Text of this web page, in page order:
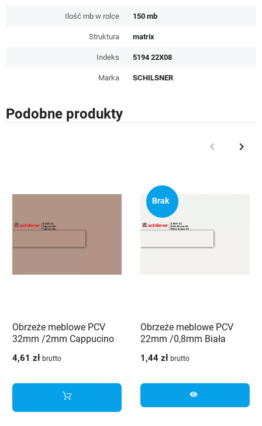
Ilość mb w rolce 150 mb
Struktura matrix
Indeks 5194 22X08
Marka SCHILSNER
Podobne produkty
Poprzedni
keyboard_arrow_left keyboard_arrow_right
Obrzeże meblowe PCV
32mm /2mm Cappucino
4,61 zł brutto
Brak
Obrzeże meblowe PCV
22mm /0,8mm Biała
1,44 zł brutto
visibility